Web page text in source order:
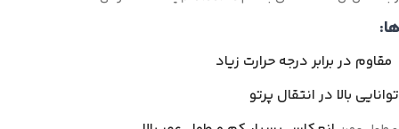
مقاوم در برابر درجه حرارت زیاد
توانایی بالا در انتقال پرتو